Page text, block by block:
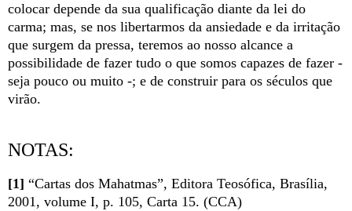
colocar depende da sua qualificação diante da lei do
carma; mas, se nos libertarmos da ansiedade e da irritação
que surgem da pressa, teremos ao nosso alcance a
possibilidade de fazer tudo o que somos capazes de fazer -
seja pouco ou muito -; e de construir para os séculos que
virão.
NOTAS:
[1] “Cartas dos Mahatmas”, Editora Teosófica, Brasília,
2001, volume I, p. 105, Carta 15. (CCA)